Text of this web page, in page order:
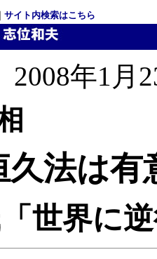
サイト内検索はこちら
2008年1月
久法は有
世界に